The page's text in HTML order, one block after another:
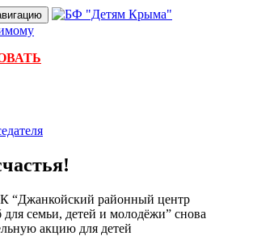
“Джанкойский районный центр
семьи, детей и молодёжи” снова
акцию для детей